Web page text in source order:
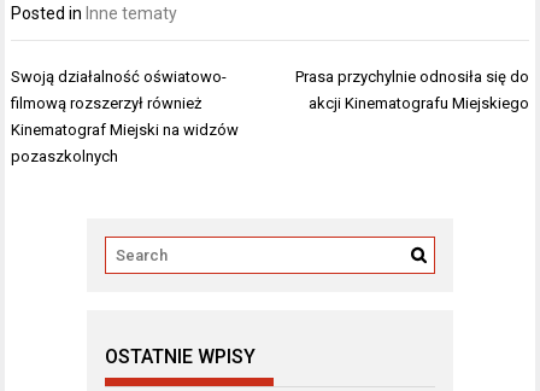
Posted in Inne tematy
Nawigacja
wpisu
Swoją działalność oświatowo-
filmową rozszerzył również
Kinematograf Miejski na widzów
pozaszkolnych
Prasa przychylnie odnosiła się do
akcji Kinematografu Miejskiego
OSTATNIE WPISY